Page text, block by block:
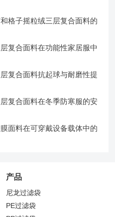
格子摇粒绒三层复合面料的
复合面料在功能性家居服中
复合面料抗起球与耐磨性提
复合面料在冬季防寒服的安
面料在可穿戴设备载体中的
产品
尼龙过滤袋
PE过滤袋